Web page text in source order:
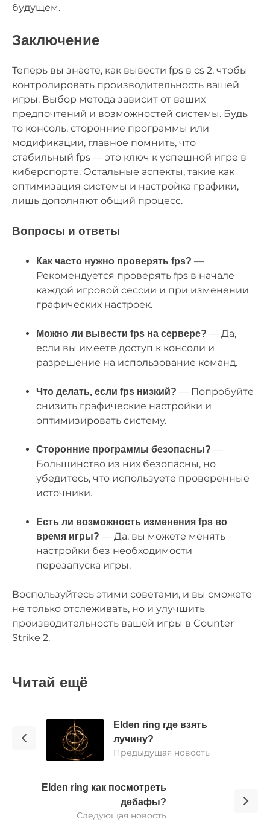
будущем.
Заключение
Теперь вы знаете, как вывести fps в cs 2, чтобы
контролировать производительность вашей
игры. Выбор метода зависит от ваших
предпочтений и возможностей системы. Будь
то консоль, сторонние программы или
модификации, главное помнить, что
стабильный fps — это ключ к успешной игре в
киберспорте. Остальные аспекты, такие как
оптимизация системы и настройка графики,
лишь дополняют общий процесс.
Вопросы и ответы
Как часто нужно проверять fps? —
Рекомендуется проверять fps в начале
каждой игровой сессии и при изменении
графических настроек.
Можно ли вывести fps на сервере? — Да,
если вы имеете доступ к консоли и
разрешение на использование команд.
Что делать, если fps низкий? — Попробуйте
снизить графические настройки и
оптимизировать систему.
Сторонние программы безопасны? —
Большинство из них безопасны, но
убедитесь, что используете проверенные
источники.
Есть ли возможность изменения fps во
время игры? — Да, вы можете менять
настройки без необходимости
перезапуска игры.
Воспользуйтесь этими советами, и вы сможете
не только отслеживать, но и улучшить
производительность вашей игры в Counter
Strike 2.
Читай ещё
Elden ring где взять
лучину?
Предыдущая новость
Elden ring как посмотреть
дебафы?
Следующая новость